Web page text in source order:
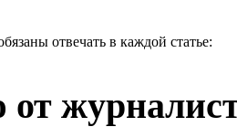
отвечать в каждой статье: